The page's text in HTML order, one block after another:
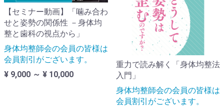
【セミナー動画】「噛み合わ
せと姿勢の関係性 －身体均
整と歯科の視点から」
身体均整師会の会員の皆様は
会員割引がございます。
¥ 9,000 ～ ¥ 10,000
重力で読み解く「身体均整法
入門」
身体均整師会の会員の皆様は
会員割引がございます。